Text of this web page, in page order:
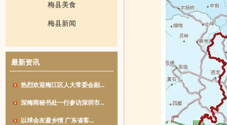
梅县美食
梅县新闻
最新资讯
热烈欢迎梅江区人大常委会副...
深梅商秘书处一行参访深圳市...
以球会友凝乡情 广东省客...